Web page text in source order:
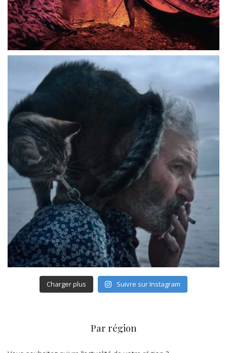
Charger plus Suivre sur Instagram
Par région